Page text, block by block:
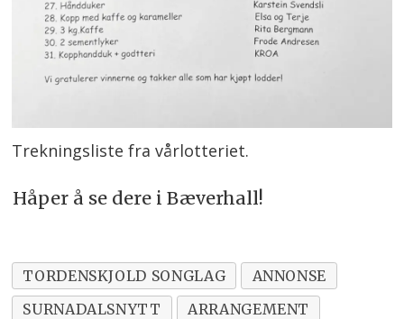
Trekningsliste fra vårlotteriet.
Håper å se dere i Bæverhall!
TORDENSKJOLD SONGLAG
ANNONSE
SURNADALSNYTT
ARRANGEMENT